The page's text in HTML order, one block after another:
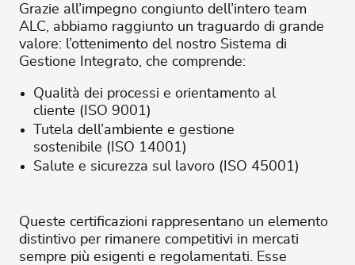
Grazie all’impegno congiunto dell’intero team
ALC, abbiamo raggiunto un traguardo di grande
valore: l’ottenimento del nostro Sistema di
Gestione Integrato, che comprende:
Qualità dei processi e orientamento al
cliente (ISO 9001)
Tutela dell’ambiente e gestione
sostenibile (ISO 14001)
Salute e sicurezza sul lavoro (ISO 45001)
Queste certificazioni rappresentano un elemento
distintivo per rimanere competitivi in mercati
sempre più esigenti e regolamentati. Esse